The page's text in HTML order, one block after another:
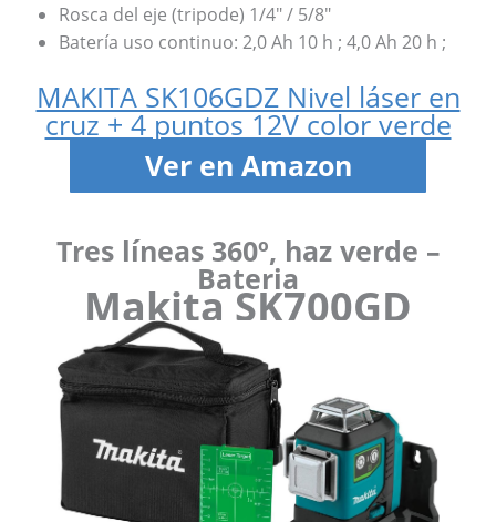
Rosca del eje (tripode) 1/4″ / 5/8″
Batería uso continuo: 2,0 Ah 10 h ; 4,0 Ah 20 h ;
MAKITA SK106GDZ Nivel láser en
cruz + 4 puntos 12V color verde
Ver en Amazon
Tres líneas 360º, haz verde –
Bateria
Makita SK700GD